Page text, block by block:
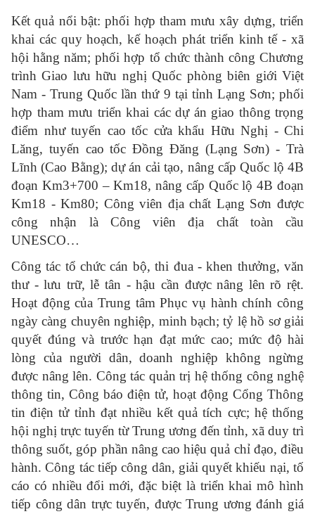
Kết quả nổi bật: phối hợp tham mưu xây dựng, triển
khai các quy hoạch, kế hoạch phát triển kinh tế - xã
hội hằng năm; phối hợp tổ chức thành công Chương
trình Giao lưu hữu nghị Quốc phòng biên giới Việt
Nam - Trung Quốc lần thứ 9 tại tỉnh Lạng Sơn; phối
hợp tham mưu triển khai các dự án giao thông trọng
điểm như tuyến cao tốc cửa khẩu Hữu Nghị - Chi
Lăng, tuyến cao tốc Đồng Đăng (Lạng Sơn) - Trà
Lĩnh (Cao Bằng); dự án cải tạo, nâng cấp Quốc lộ 4B
đoạn Km3+700 – Km18, nâng cấp Quốc lộ 4B đoạn
Km18 - Km80; Công viên địa chất Lạng Sơn được
công nhận là Công viên địa chất toàn cầu
UNESCO…
Công tác tổ chức cán bộ, thi đua - khen thưởng, văn
thư - lưu trữ, lễ tân - hậu cần được nâng lên rõ rệt.
Hoạt động của Trung tâm Phục vụ hành chính công
ngày càng chuyên nghiệp, minh bạch; tỷ lệ hồ sơ giải
quyết đúng và trước hạn đạt mức cao; mức độ hài
lòng của người dân, doanh nghiệp không ngừng
được nâng lên. Công tác quản trị hệ thống công nghệ
thông tin, Công báo điện tử, hoạt động Cổng Thông
tin điện tử tỉnh đạt nhiều kết quả tích cực; hệ thống
hội nghị trực tuyến từ Trung ương đến tỉnh, xã duy trì
thông suốt, góp phần nâng cao hiệu quả chỉ đạo, điều
hành. Công tác tiếp công dân, giải quyết khiếu nại, tố
cáo có nhiều đổi mới, đặc biệt là triển khai mô hình
tiếp công dân trực tuyến, được Trung ương đánh giá